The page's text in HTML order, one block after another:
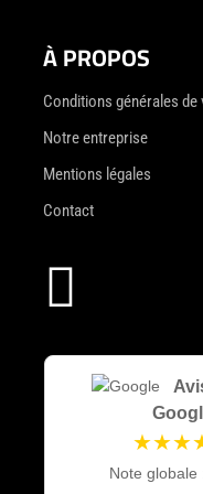
À PROPOS
Conditions générales de
Notre entreprise
Mentions légales
Contact

Note globale